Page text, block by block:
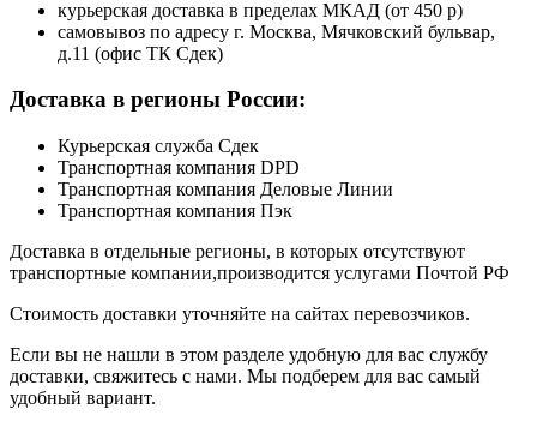
курьерская доставка в пределах МКАД (от 450 р)
самовывоз по адресу г. Москва, Мячковский бульвар,
д.11 (офис ТК Сдек)
Доставка в регионы России:
Курьерская служба Сдек
Транспортная компания DPD
Транспортная компания Деловые Линии
Транспортная компания Пэк
Доставка в отдельные регионы, в которых отсутствуют
транспортные компании,производится услугами Почтой РФ
Стоимость доставки уточняйте на сайтах перевозчиков.
Если вы не нашли в этом разделе удобную для вас службу
доставки, свяжитесь с нами. Мы подберем для вас самый
удобный вариант.